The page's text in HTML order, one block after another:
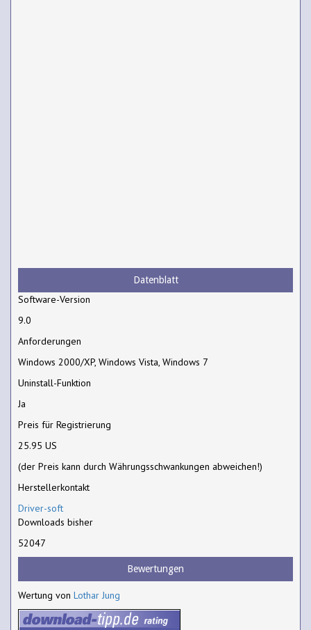
Datenblatt
Software-Version
9.0
Anforderungen
Windows 2000/XP, Windows Vista, Windows 7
Uninstall-Funktion
Ja
Preis für Registrierung
25.95 US
(der Preis kann durch Währungsschwankungen abweichen!)
Herstellerkontakt
Driver-soft
Downloads bisher
52047
Bewertungen
Wertung von Lothar Jung